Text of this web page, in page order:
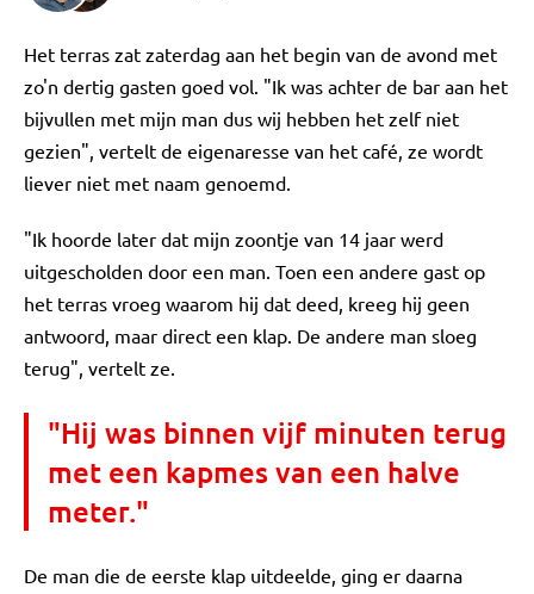
Het terras zat zaterdag aan het begin van de avond met
zo'n dertig gasten goed vol. "Ik was achter de bar aan het
bijvullen met mijn man dus wij hebben het zelf niet
gezien", vertelt de eigenaresse van het café, ze wordt
liever niet met naam genoemd.
"Ik hoorde later dat mijn zoontje van 14 jaar werd
uitgescholden door een man. Toen een andere gast op
het terras vroeg waarom hij dat deed, kreeg hij geen
antwoord, maar direct een klap. De andere man sloeg
terug", vertelt ze.
"Hij was binnen vijf minuten terug
met een kapmes van een halve
meter."
De man die de eerste klap uitdeelde, ging er daarna